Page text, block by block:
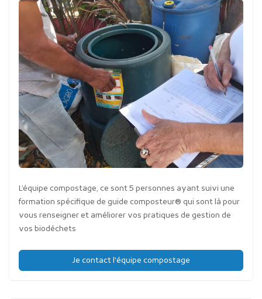
L’équipe compostage, ce sont 5 personnes ayant suivi une
formation spécifique de guide composteur® qui sont là pour
vous renseigner et améliorer vos pratiques de gestion de
vos biodéchets
Je contact l'équipe compostage